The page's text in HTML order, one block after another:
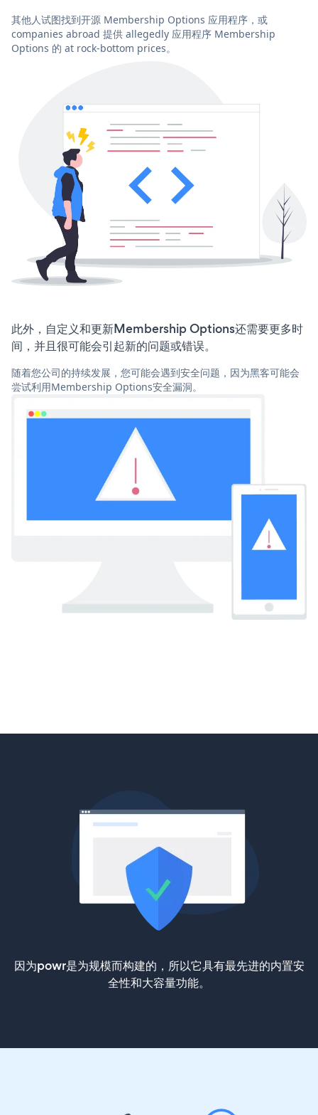
其他人试图找到开源 Membership Options 应用程序，或
companies abroad 提供 allegedly 应用程序 Membership
Options 的 at rock-bottom prices。
此外，自定义和更新Membership Options还需要更多时
间，并且很可能会引起新的问题或错误。
随着您公司的持续发展，您可能会遇到安全问题，因为黑客可能会
尝试利用Membership Options安全漏洞。
因为powr是为规模而构建的，所以它具有最先进的内置安
全性和大容量功能。